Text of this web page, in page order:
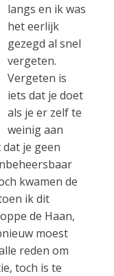
langs en ik was
het eerlijk
gezegd al snel
vergeten.
Vergeten is
iets dat je doet
als je er zelf te
weinig aan
je geen
kwamen de
ik dit
de Haan,
moest
reden om
toch is te